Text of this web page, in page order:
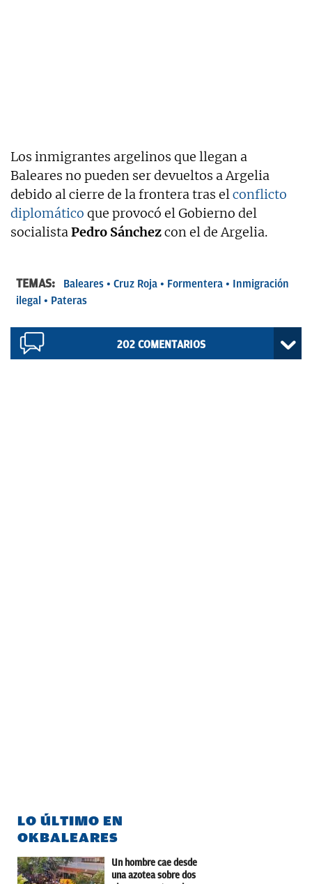
Los inmigrantes argelinos que llegan a
Baleares no pueden ser devueltos a Argelia
debido al cierre de la frontera tras elconflicto
diplomático que provocó el Gobierno del
socialistaPedro Sánchezcon el de Argelia.
TEMAS: Baleares Cruz Roja Formentera
Inmigración
ilegal
Pateras
202 COMENTARIOS
LO ÚLTIMO EN
OKBALEARES
Un hombre cae desde
una azotea sobre dos